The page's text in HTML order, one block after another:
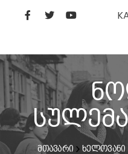
ᲤᲘᲚᲛᲔᲑᲘ
მთავარი ხელოვანი